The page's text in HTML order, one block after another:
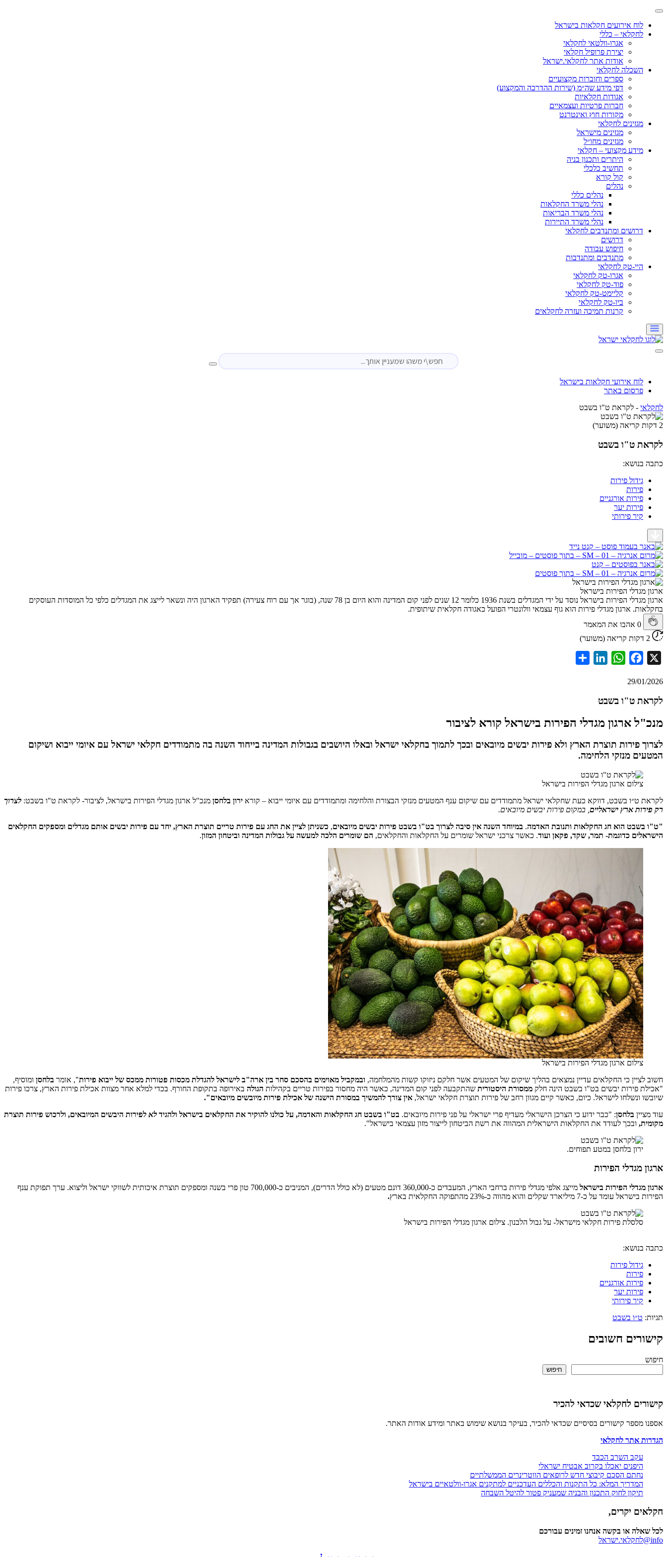
לוח אירועים חקלאות בישראל
לחקלאי – כללי
אגרו-וולטאי לחקלאי
יצירת פרופיל חקלאי
אודות אתר לחקלאי.ישראל
השכלה לחקלאי
ספרים וחוברות מקצועיים
דפי מידע שה״מ (שירות ההדרכה והמקצוע)
אגודות חקלאיות
חברות פרטיות ועצמאיים
מקורות חוץ ואינטרנט
מגזינים לחקלאי
מגזינים מישראל
מגזינים מחו״ל
מידע מקצועי – חקלאי
היתרים ותכנון בניה
תחשיב כלכלי
קול קורא
נהלים
נהלים כללי
נהלי משרד החקלאות
נהלי משרד הבריאות
נהלי משרד התיירות
דרושים ומתנדבים לחקלאי
דרושים
חיפוש עבודה
מתנדבים ומתנדבות
היי-טק לחקלאי
אגרו-טק לחקלאי
פוד-טק לחקלאי
קליימט-טק לחקלאי
ביו-טק לחקלאי
קרנות תמיכה ועזרה לחקלאים
לוח אירועי חקלאות בישראל
פרסום באתר
לחקלאי - לקראת ט"ו בשבט
2 דקות קריאה (משוער)
לקראת ט"ו בשבט
כתבה בנושא:
גידול פירות
פירות
פירות אורגניים
פירות יער
קיר פירותי
ארגון מגדלי הפירות בישראל
ארגון מגדלי הפירות בישראל נוסד על ידי המגדלים בשנת 1936 כלומר 12 שנים לפני קום המדינה והוא היום בן 78 שנה, (בוגר אך עם רוח צעירה) תפקיד הארגון היה ונשאר לייצג את המגדלים כלפי כל המוסדות העוסקים
בחקלאות. ארגון מגדלי פירות הוא גוף עצמאי וולונטרי הפועל כאגודה חקלאית שיתופית.
0 אהבו את המאמר
2 דקות קריאה (משוער)
X
Facebook
WhatsApp
LinkedIn
29/01/2026
לקראת ט"ו בשבט
מנכ"ל ארגון מגדלי הפירות בישראל קורא לציבור
לצרוך פירות תוצרת הארץ ולא פירות יבשים מיובאים ובכך לתמוך בחקלאי ישראל ובאלו היושבים בגבולות המדינה בייחוד השנה בה מתמודדים חקלאי ישראל עם איומי ייבוא ושיקום
המטעים מנזקי הלחימה.
צילום ארגון מגדלי הפירות בישראל
לקראת ט״ו בשבט, דווקא כעת שחקלאי ישראל מתמודדים עם שיקום ענף המטעים מנזקי הבצורת והלחימה ומתמודדים עם איומי ייבוא – קורא ירון בלחסן מנכ"ל ארגון מגדלי הפירות בישראל, לציבור- לקראת ט"ו בשבט: לצרוך
רק פירות ארץ ישראליים , במקום פירות יבשים מיובאים.
"ט"ו בשבט הוא חג החקלאות ותנובת האדמה. במיוחד השנה אין סיבה לצרוך בט"ו בשבט פירות יבשים מיובאים, כשניתן לציין את החג עם פירות טריים תוצרת הארץ, יחד עם פירות יבשים אותם מגדלים ומספקים החקלאים
הישראלים כדוגמת- תמר, שקד, פקאן ועוד. כאשר צרכני ישראל שומרים על החקלאות והחקלאים, הם שומרים הלכה למעשה על גבולות המדינה וביטחון המזון.
צילום ארגון מגדלי הפירות בישראל
חשוב לציין כי החקלאים עדיין נמצאים בהליך שיקום של המטעים אשר חלקם ניזוקו קשות מהמלחמה, ובמקביל מאוימים בהסכם סחר בין ארה"ב לישראל להגדלת מכסות פטורות ממכס של ייבוא פירות", אומר בלחסן ומוסיף,
"אכילת פירות יבשים בט"ו בשבט הינה חלק ממסורת היסטורית שהתקבעה לפני קום המדינה, כאשר היה מחסור בפירות טריים בקהילות הגולה באירופה בתקופת החורף. בכדי למלא אחר מצוות אכילת פירות הארץ, צרכו פירות
שיובשו ונשלחו לישראל. כיום, כאשר קיים מגוון רחב של פירות תוצרת חקלאי ישראל, אין צורך להמשיך במסורת הישנה של אכילת פירות מיובשים מיובאים".
עוד מציין בלחסן: "כבר ידוע כי הצרכן הישראלי מעדיף פרי ישראלי על פני פירות מיובאים. בט"ו בשבט חג החקלאות והאדמה, על כולנו להוקיר את החקלאים בישראל ולהגיד לא לפירות היבשים המיובאים, ולרכוש פירות תוצרת
מקומית, ובכך לעודד את החקלאות הישראלית המהווה את רשת הביטחון לייצור מזון עצמאי בישראל".
ירון בלחסן במטע תפוחים.
ארגון מגדלי הפירות
ארגון מגדלי הפירות בישראל
מייצג אלפי מגדלי פירות ברחבי הארץ, המעבדים כ-360,000 דונם מטעים (לא כולל הדרים), המניבים כ-700,000 טון פרי בשנה ומספקים תוצרת איכותית לשווקי ישראל וליצוא. ערך תפוקת ענף
הפירות בישראל עומד על כ-7 מיליארד שקלים והוא מהווה כ-23% מהתפוקה החקלאית בארץ
.
סלסלת פירות חקלאי מישראל- על גבול הלבנון. צילום ארגון מגדלי הפירות בישראל
כתבה בנושא:
גידול פירות
פירות
פירות אורגניים
פירות יער
קיר פירותי
תגיות: ט״ו בשבט
קישורים חשובים
חיפוש
חיפוש
קישורים לחקלאי שכדאי להכיר
אספנו מספר קישורים בסיסיים שכדאי להכיר, בעיקר בנושא שימוש באתר ומידע אודות האתר.
הגדרות אתר לחקלאי
עקב השרב הכבד
היפנים יאכלו בקרוב אבטיח ישראלי
נחתם הסכם קיבוצי חדש לרופאים הווטרינרים הממשלתיים
המדריך המלא: כל התקנות והכללים העדכניים למתקנים אגרו-וולטאיים בישראל
תיקון לחוק התכנון והבניה שמעניק פטור להיטל השבחה
חקלאים יקרים,
לכל שאלה או בקשה אנחנו זמינים עבורכם
info@לחקלאי.ישראל‎